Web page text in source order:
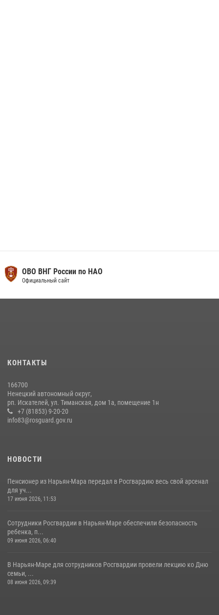
ОВО ВНГ России по НАО
Официальный сайт
КОНТАКТЫ
166700
Ненецкий автономный округ,
рп. Искателей, ул. Тиманская, дом 1а, помещение 1н
+7 (81853) 9-20-20
info83@rosguard.gov.ru
НОВОСТИ
Пенсионер из Нарьян-Мара передал в Росгвардию весь свой арсенал
для уч...
17 июня 2026, 11:53
Сотрудники Росгвардии в Нарьян-Маре обеспечили безопасность
ребенка, п...
09 июня 2026, 06:40
В Нарьян-Маре для сотрудников Росгвардии провели лекцию ко Дню
семьи, ...
08 июня 2026, 09:39